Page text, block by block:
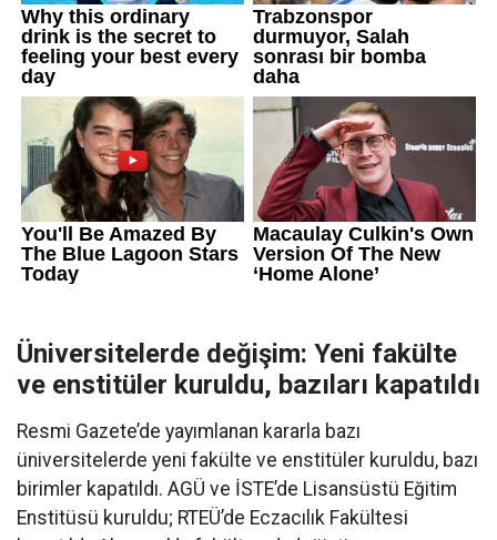
Üniversitelerde değişim: Yeni fakülte
ve enstitüler kuruldu, bazıları kapatıldı
Resmi Gazete’de yayımlanan kararla bazı
üniversitelerde yeni fakülte ve enstitüler kuruldu, bazı
birimler kapatıldı. AGÜ ve İSTE’de Lisansüstü Eğitim
Enstitüsü kuruldu; RTEÜ’de Eczacılık Fakültesi